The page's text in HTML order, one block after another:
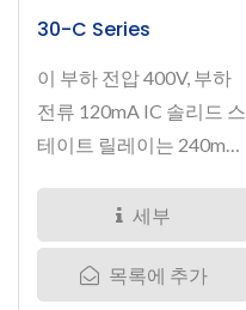
30-C Series
이 부하 전압 400V, 부하
전류 120mA IC 솔리드 스
테이트 릴레이는 240mA
세부
목록에 추가